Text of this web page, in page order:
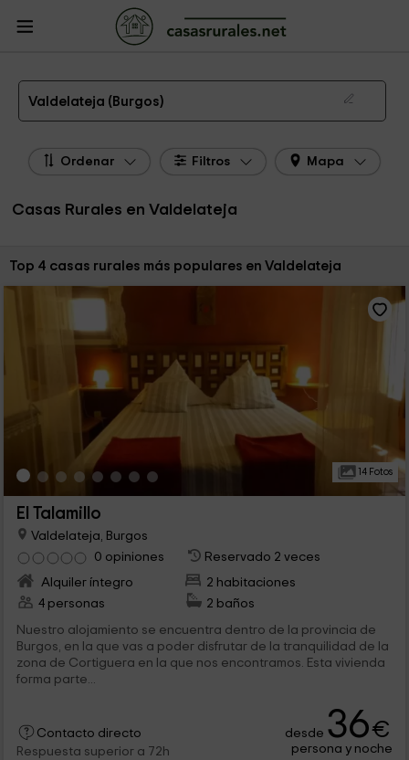
Casas Rurales
Rurales Burgos
Casas Rurales Valdelateja
Las 4 mejores casas rurales en Valdelateja de 2026
Valdelateja (Burgos)
Ordenar Filtros Mapa
Casas Rurales en Valdelateja
Ordenar por:
Top 4 casas rurales más populares en Valdelateja
14 Fotos
El Talamillo
Valdelateja, Burgos
0 opiniones
Reservado 2 veces
Alquiler íntegro
2 habitaciones
4 personas
2 baños
Nuestro alojamiento se encuentra dentro de la provincia de
Burgos, en la que vas a poder disfrutar de la tranquilidad de la
zona de Cortiguera en la que nos encontramos. Esta vivienda
forma parte...
Contacto directo
Respuesta superior a 72h
desde 36€
persona y noche